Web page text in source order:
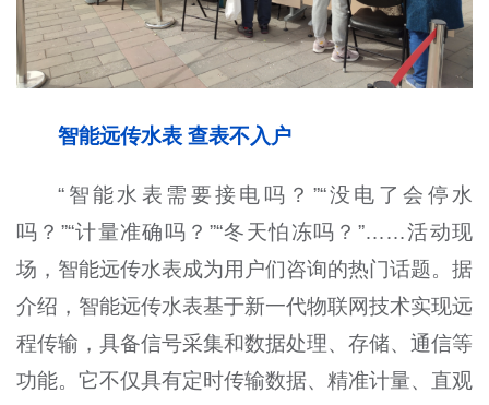
智能远传水表 查表不入户
“智能水表需要接电吗？”“没电了会停水
吗？”“计量准确吗？”“冬天怕冻吗？”……活动现
场，智能远传水表成为用户们咨询的热门话题。据
介绍，智能远传水表基于新一代物联网技术实现远
程传输，具备信号采集和数据处理、存储、通信等
功能。它不仅具有定时传输数据、精准计量、直观